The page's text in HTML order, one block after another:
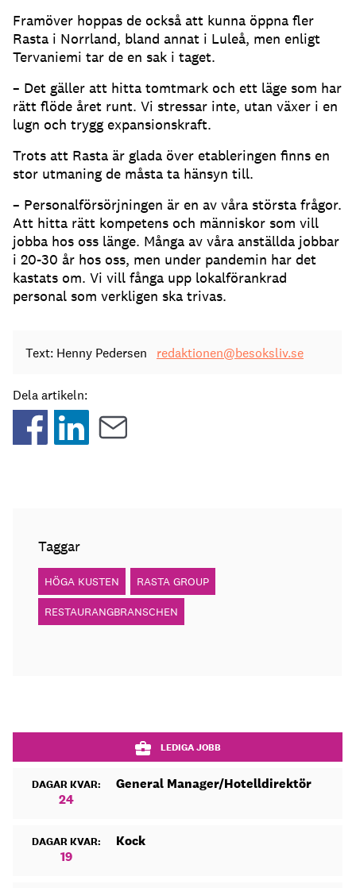
Framöver hoppas de också att kunna öppna fler
Rasta i Norrland, bland annat i Luleå, men enligt
Tervaniemi tar de en sak i taget.
– Det gäller att hitta tomtmark och ett läge som har
rätt flöde året runt. Vi stressar inte, utan växer i en
lugn och trygg expansionskraft.
Trots att Rasta är glada över etableringen finns en
stor utmaning de måsta ta hänsyn till.
– Personalförsörjningen är en av våra största frågor.
Att hitta rätt kompetens och människor som vill
jobba hos oss länge. Många av våra anställda jobbar
i 20-30 år hos oss, men under pandemin har det
kastats om. Vi vill fånga upp lokalförankrad
personal som verkligen ska trivas.
Text: Henny Pedersen redaktionen@besoksliv.se
Dela artikeln:
Taggar
HÖGA KUSTEN RASTA GROUP
RESTAURANGBRANSCHEN
LEDIGA JOBB
DAGAR KVAR:
24
General Manager/Hotelldirektör
DAGAR KVAR:
19
Kock